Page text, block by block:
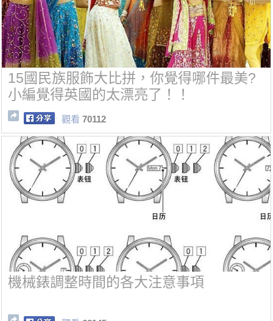
15國民族服飾大比拼，你覺得哪件最美?
小編覺得英國的太漂亮了！！
觀看 70112
機械錶調整時間的各大注意事項